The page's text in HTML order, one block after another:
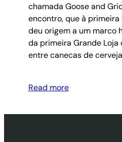
chamada Goose and
encontro, que à
deu origem a um marco
da primeira Grande Loja
entre canecas de cerveja
Read more